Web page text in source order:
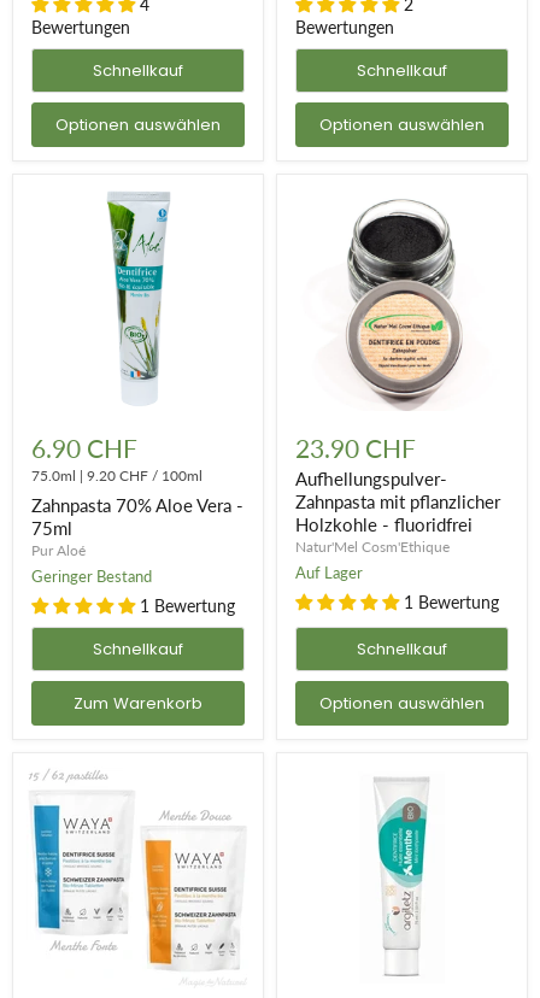
Zahnfleischbluten: Verwenden Sie natürliche Aloe Vera
Zahnpasta! Mundgeruch: Entdecken Sie
Zahnpasta-Kautabletten
Und um Ihre Zähne auf natürliche Weise aufzuhellen, gibt es
nichtsBesseres als Zahnpasta aus Pflanzenkohlepulver!
4
Bewertungen
Schnellkauf
Optionen auswählen
2
Bewertungen
Schnellkauf
Optionen auswählen
70%
Aloe
Vera
75ml
6.90 CHF
75.0ml | 9.20 CHF / 100ml
Zahnpasta 70% Aloe Vera -
75ml
Pur Aloé
Geringer Bestand
1 Bewertung
Schnellkauf
Zum Warenkorb
Zahnpasta
mit
pflanzlicher
Holzkohle
fluoridfrei
23.90 CHF
Aufhellungspulver-
Zahnpasta mit pflanzlicher
Holzkohle - fluoridfrei
Natur'Mel Cosm'Ethique
Auf Lager
1 Bewertung
Schnellkauf
Optionen auswählen